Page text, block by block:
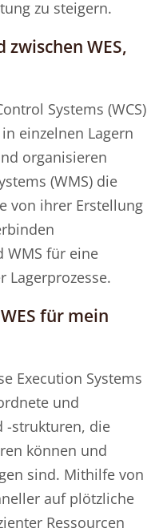
zu steigern.
WES,
Systems (WCS)
einzelnen Lagern
organisieren
(WMS) die
von ihrer Erstellung
WMS für eine
Lagerprozesse.
für mein
Execution Systems
und
-strukturen, die
können und
sind. Mithilfe von
auf plötzliche
Ressourcen